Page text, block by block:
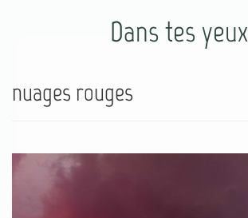
Dans tes yeux
nuages rouges